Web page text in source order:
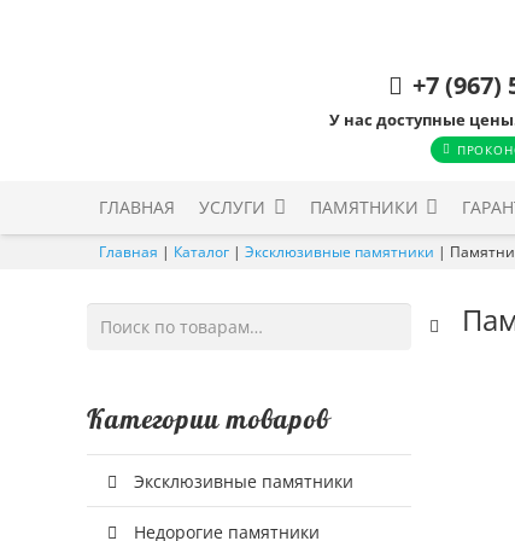
+7 (967)
У нас доступные
ГЛАВНАЯ УСЛУГИ ПАМЯТНИКИ
Главная | Каталог | Эксклюзивные памятники |
Искать:
Категории товаров
Эксклюзивные памятники
Недорогие памятники